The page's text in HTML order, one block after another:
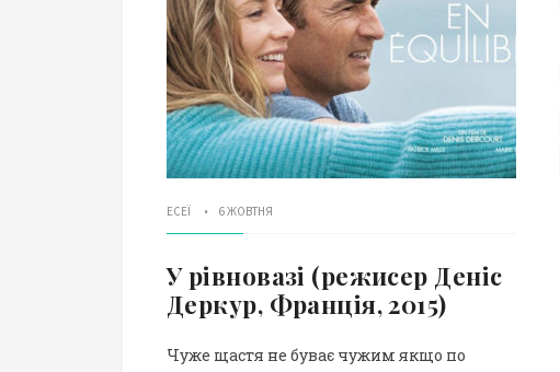
ЕСЕЇ 6 ЖОВТНЯ
У рівновазі (режисер Деніс
Деркур, Франція, 2015)
Чуже щастя не буває чужим якщо по